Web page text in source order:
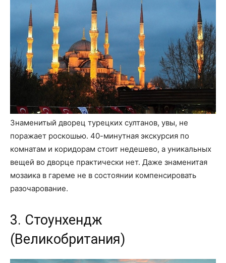
Знаменитый дворец турецких султанов, увы, не
поражает роскошью. 40-минутная экскурсия по
комнатам и коридорам стоит недешево, а уникальных
вещей во дворце практически нет. Даже знаменитая
мозаика в гареме не в состоянии компенсировать
разочарование.
3. Стоунхендж
(Великобритания)